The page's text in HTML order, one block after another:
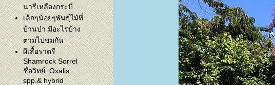
นารีเหลืองกระบี่
เล็กๆน้อยๆพันธุ์ไม้ที่
บ้านป่า มีอะไรบ้าง
ตามไปชมกัน
ผีเสื้อราตรี
Shamrock Sorrel
ชื่อวิทย์: Oxalis
spp.& hybrid